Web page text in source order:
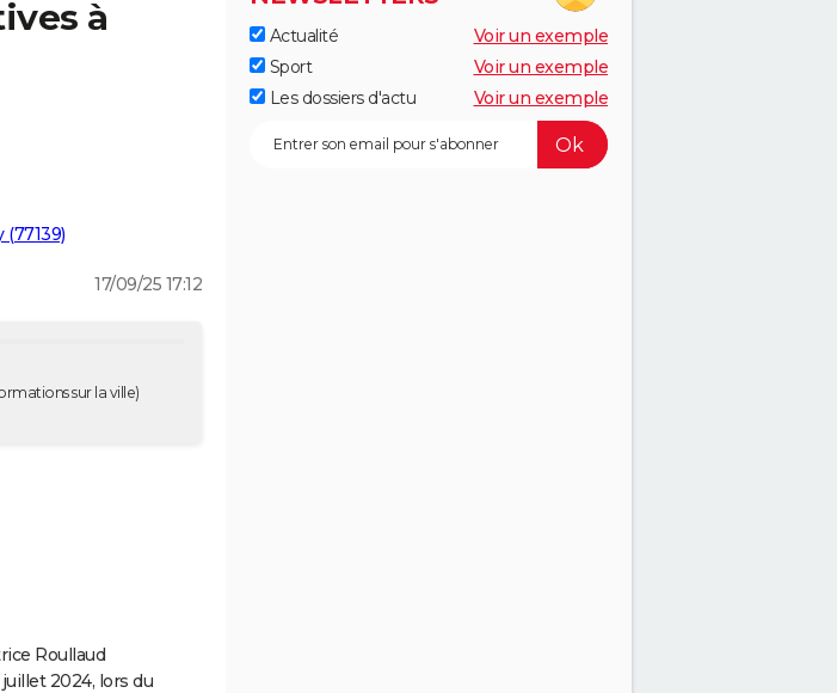
à
(77139)
17/09/25 17:12
sur la ville)
Roullaud
2024, lors du
Actualité
Voir un exemple
Sport
Voir un exemple
Les dossiers d'actu
Voir un exemple